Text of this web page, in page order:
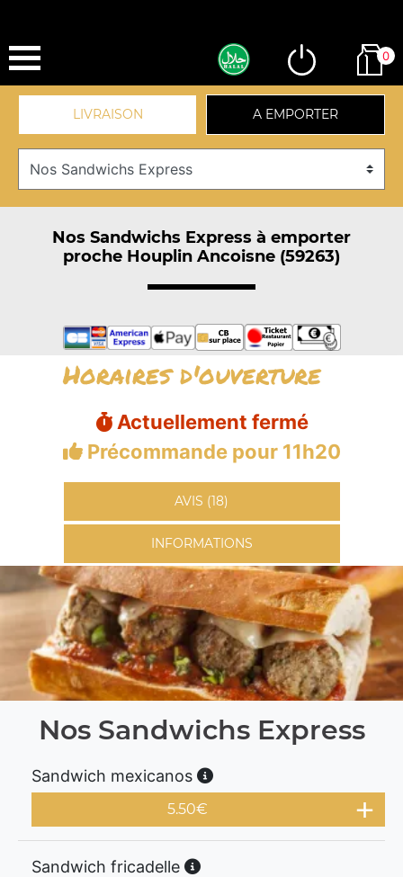
0
LIVRAISON A EMPORTER
Nos Sandwichs Express à emporter
proche Houplin Ancoisne (59263)
Horaires d'ouverture
Actuellement fermé
Précommande pour 11h20
AVIS (18)
INFORMATIONS
Nos Sandwichs Express
Sandwich mexicanos
5.50€
Sandwich fricadelle